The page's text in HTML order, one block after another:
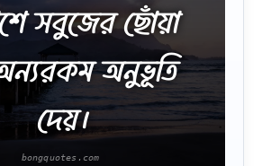
সবুজের ছোঁয়া
অনুভূতি
দেয়।